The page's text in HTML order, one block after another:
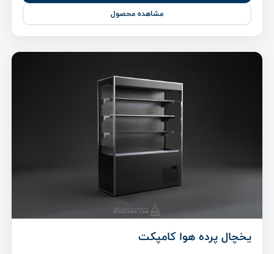
مشاهده محصول
یخچال پرده هوا کامپکت